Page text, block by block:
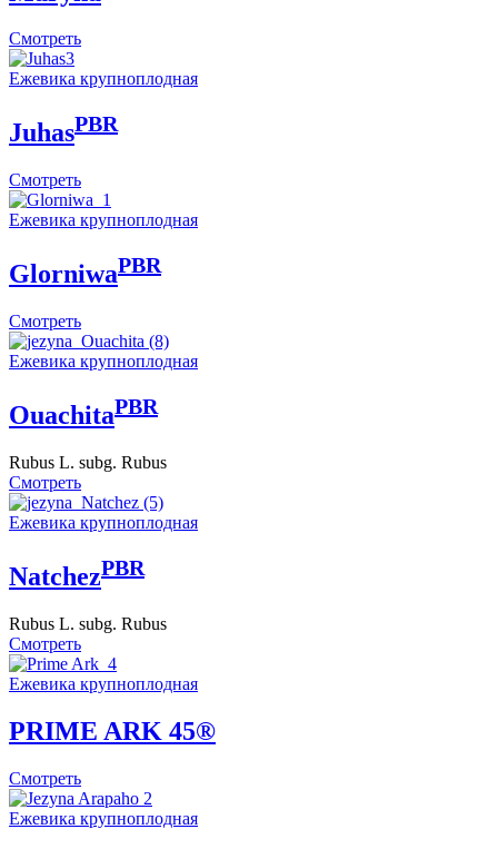
Смотреть
Eжевика крупноплодная
JuhasPBR
Смотреть
Eжевика крупноплодная
GlorniwaPBR
Смотреть
Eжевика крупноплодная
OuachitaPBR
Rubus L. subg. Rubus
Смотреть
Eжевика крупноплодная
NatchezPBR
Rubus L. subg. Rubus
Смотреть
Eжевика крупноплодная
PRIME ARK 45®
Смотреть
Eжевика крупноплодная